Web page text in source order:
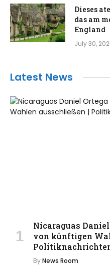
Dieses
das am
England
July 30,
Latest News
Nicaraguas
von künftigen
ByNews Room